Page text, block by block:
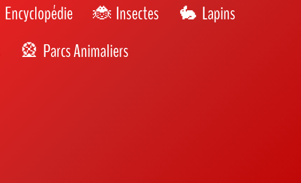
Encyclopédie Insectes
Lapins
Parcs Animaliers